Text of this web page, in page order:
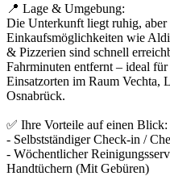
📍 Lage & Umgebung:
Die Unterkunft liegt ruhig,
Einkaufsmöglichkeiten wie
& Pizzerien sind schnell
Fahrminuten entfernt – ideal
Einsatzorten im Raum Vechta,
Osnabrück.
✅ Ihre Vorteile auf einen Blick:
- Selbstständiger Check-in /
- Wöchentlicher
Handtüchern (Mit Gebüren)